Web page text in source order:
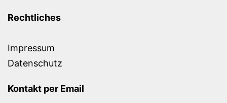
Rechtliches
Impressum
Datenschutz
Kontakt per Email